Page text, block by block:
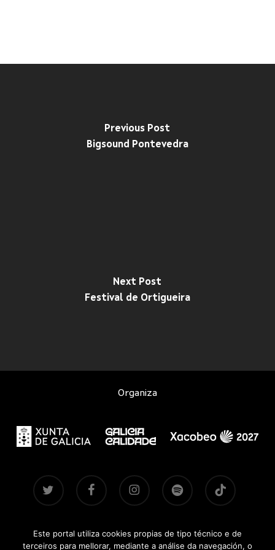
Previous Post
Bigsound Pontevedra
Next Post
Festival de Ortigueira
Organiza
twitter facebook instagram spotify tiktok
Contacto |Aviso legal|Accesibilidade|Brandsite| Pasadas
Este portal utiliza cookies propias de tipo técnico e de
terceiros para mellorar, mediante a análise da navegación, o